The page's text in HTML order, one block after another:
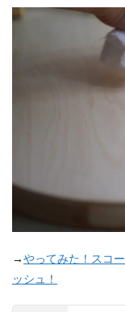
→やってみた！スコ
ッシュ！